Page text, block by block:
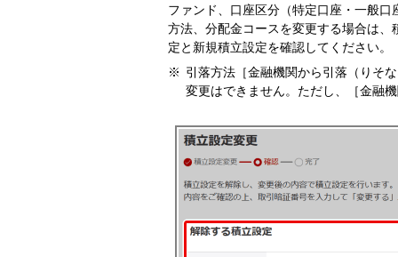
ファンド、口座区分（特定口座・一般
方法、分配金コースを変更する場合は
定と新規積立設定を確認してください。
引落方法［金融機関から引落（りそ
変更はできません。ただし、［金融